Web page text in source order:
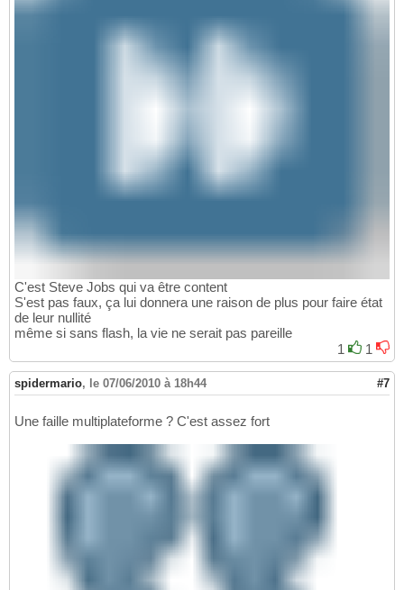
C'est Steve Jobs qui va être content
S'est pas faux, ça lui donnera une raison de plus pour faire état
de leur nullité
même si sans flash, la vie ne serait pas pareille
1
1
spidermario, le 07/06/2010 à 18h44 #7
Une faille multiplateforme ? C'est assez fort